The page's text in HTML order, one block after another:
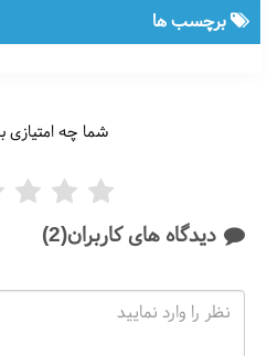
برچسب ها
دیدگاه های کاربران(2)
شما چه امتیازی